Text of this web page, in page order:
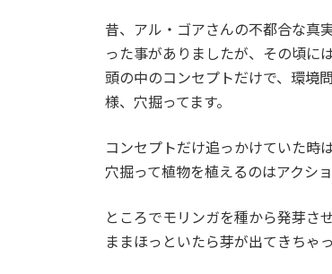
昔、アル・ゴアさんの不都合な真
った事がありましたが、その頃に
頭の中のコンセプトだけで、環境
様、穴掘ってます。
コンセプトだけ追っかけていた時
穴掘って植物を植えるのはアクシ
ところでモリンガを種から発芽さ
ままほっといたら芽が出てきちゃ